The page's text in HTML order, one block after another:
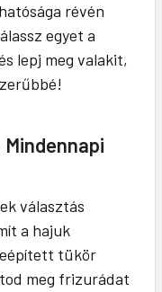
révén
egyet a
lepj meg valakit,
választás
a hajuk
tükör
meg frizurádat